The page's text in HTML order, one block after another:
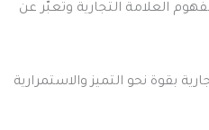
العلامة التجارية وتعبّر عن
بقوة نحو التميز والاستمرارية